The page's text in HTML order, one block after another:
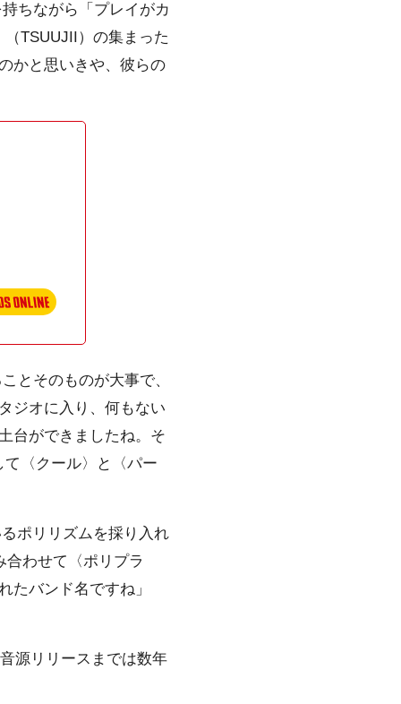
ちながら「プレイがカ
TSUUJII）の集まった
かと思いきや、彼らの
とそのものが大事で、
ジオに入り、何もない
台ができましたね。そ
〈クール〉と〈パー
ポリリズムを採り入れ
合わせて〈ポリプラ
たバンド名ですね」
源リリースまでは数年